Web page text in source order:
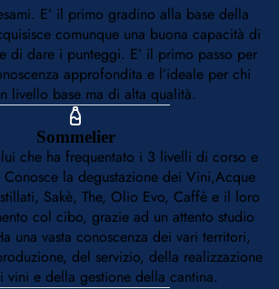
E’ il primo gradino alla base della
comunque una buona capacità di
di dare i punteggi. E’ il primo passo per
approfondita e l’ideale per chi
livello base ma di alta qualità.
Sommelier
che ha frequentato i 3 livelli di corso e
Conosce la degustazione dei Vini,Acque
Sakè, The, Olio Evo, Caffè e il loro
col cibo, grazie ad un attento studio
una vasta conoscenza dei vari territori,
del servizio, della realizzazione
vini e della gestione della cantina.